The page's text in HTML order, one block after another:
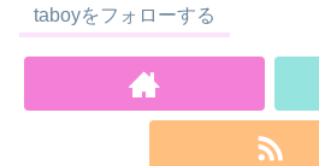
taboyをフォローする